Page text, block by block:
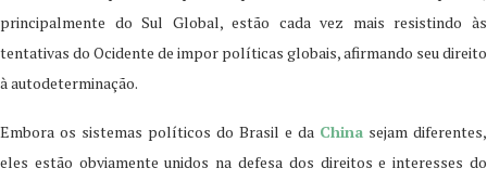
principalmente do Sul Global, estão cada vez mais resistindo às
tentativas do Ocidente de impor políticas globais, afirmando seu direito
à autodeterminação.
Embora os sistemas políticos do Brasil e da China sejam diferentes,
eles estão obviamente unidos na defesa dos direitos e interesses do